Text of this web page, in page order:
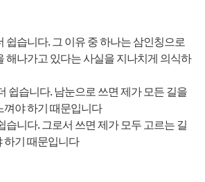
쉽습니다. 그 이유 중 하나는 삼인칭으로
해나가고 있다는 사실을 지나치게 의식하
쉽습니다. 남눈으로 쓰면 제가 모든 길을
껴야 하기 때문입니다
니다. 그로서 쓰면 제가 모두 고르는 길
하기 때문입니다